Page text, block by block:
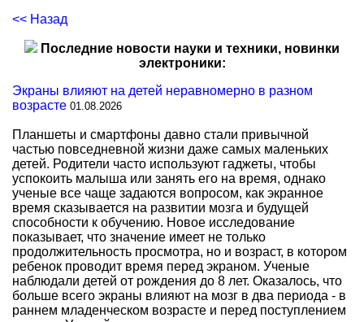
<< Назад
Последние новости науки и техники, новинки
электроники:
Экраны влияют на детей неравномерно в разном
возрасте 01.08.2026
Планшеты и смартфоны давно стали привычной
частью повседневной жизни даже самых маленьких
детей. Родители часто используют гаджеты, чтобы
успокоить малыша или занять его на время, однако
ученые все чаще задаются вопросом, как экранное
время сказывается на развитии мозга и будущей
способности к обучению. Новое исследование
показывает, что значение имеет не только
продолжительность просмотра, но и возраст, в котором
ребенок проводит время перед экраном. Ученые
наблюдали детей от рождения до 8 лет. Оказалось, что
больше всего экраны влияют на мозг в два периода - в
раннем младенческом возрасте и перед поступлением